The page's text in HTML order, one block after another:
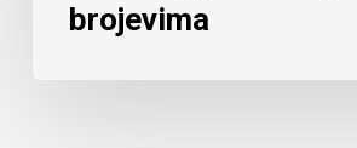
brojevima